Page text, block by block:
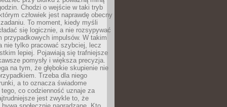
Chodzi o wejście w taki tryb
człowiek jest naprawdę obecny
To moment, kiedy myśli
się logicznie, a nie rozsypywać
przypadkowych impulsów. W takim
nie tylko pracować szybciej, lecz
lepiej. Pojawiają się trafniejsze
pomysły i większa precyzja.
na tym, że głębokie skupienie nie
Trzeba dla niego
a to oznacza świadome
tego, co codzienność uznaje za
jest zwykle to, że